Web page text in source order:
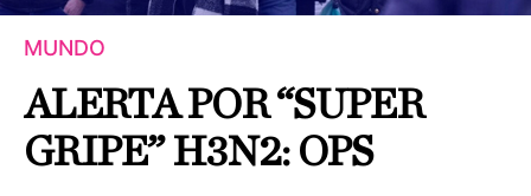
MUNDO
ALERTA POR “SUPER
GRIPE” H3N2: OPS